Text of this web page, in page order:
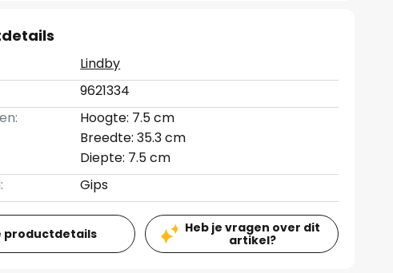
Lindby
9621334
Hoogte: 7.5 cm
Breedte: 35.3 cm
Diepte: 7.5 cm
Gips
productdetails
Heb je vragen over dit
artikel?